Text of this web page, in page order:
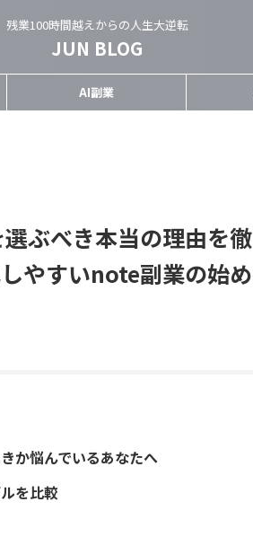
残業100時間越えからの人生大逆転
JUN BLOG
AI副業
ぶべき本当の理由を徹
やすいnote副業の始め
か悩んでいるあなたへ
を比較